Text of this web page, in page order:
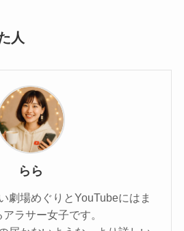
人
らら
劇場めぐりとYouTubeにはま
ラサー女子です。